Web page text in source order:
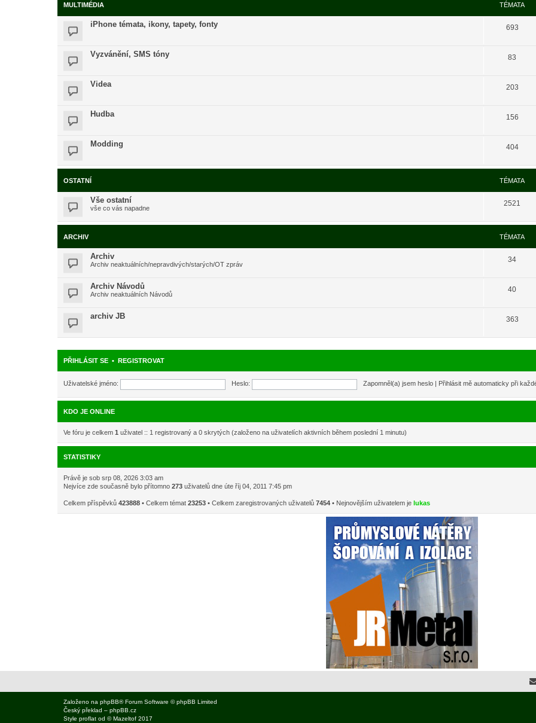
MULTIMÉDIA TÉMATA
iPhone témata, ikony, tapety, fonty 693
Vyzvánění, SMS tóny 83
Videa 203
Hudba 156
Modding 404
OSTATNÍ TÉMATA
Vše ostatní
vše co vás napadne
2521
ARCHIV TÉMATA
Archiv
Archiv neaktuálních/nepravdivých/starých/OT zpráv
34
Archiv Návodů
Archiv neaktuálních Návodů
40
archiv JB 363
PŘIHLÁSIT SE • REGISTROVAT
Uživatelské jméno: Heslo: Zapomněl(a) jsem heslo Přihlásit mě automaticky při
KDO JE ONLINE
Ve fóru je celkem 1 uživatel :: 1 registrovaný a 0 skrytých (založeno na uživatelích aktivních během poslední 1 minutu)
STATISTIKY
Právě je sob srp 08, 2026 3:03 am
Nejvíce zde současně bylo přítomno 273 uživatelů dne úte říj 04, 2011 7:45 pm
Celkem příspěvků 423888 • Celkem témat 23253 • Celkem zaregistrovaných uživatelů 7454 • Nejnovějším uživatelem je lukas
Založeno na phpBB® Forum Software © phpBB Limited
Český překlad – phpBB.cz
Style proflat od ©Mazeltof 2017